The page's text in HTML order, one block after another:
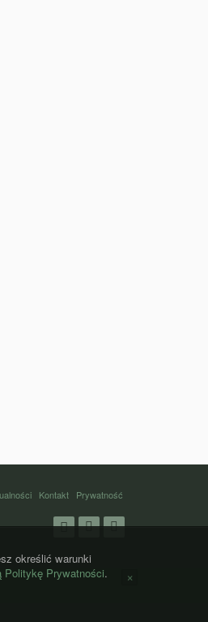
Kontakt Prywatność
określić warunki
Politykę Prywatności.
×Zamknij